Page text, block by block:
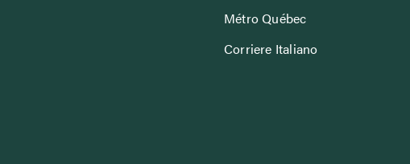
Métro Québec
Corriere Italiano